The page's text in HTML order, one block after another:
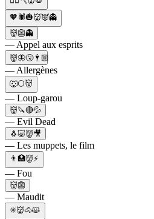
🧡🕷🎃👹👿👻
👹👺👻
— Appel aux esprits
👹🦋🤧🕴🏼
— Allergènes
🐺🌕👹
— Loup-garou
👹🔪🔴💦
— Evil Dead
🐧🐷👹🎥
— Les muppets, le film
👨🏥👹⚡
— Fou
👹👺
— Maudit
✳️👹🐴😺